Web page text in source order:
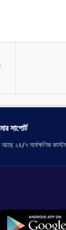
সাপোর্ট
২৪/৭ সার্বক্ষণিক